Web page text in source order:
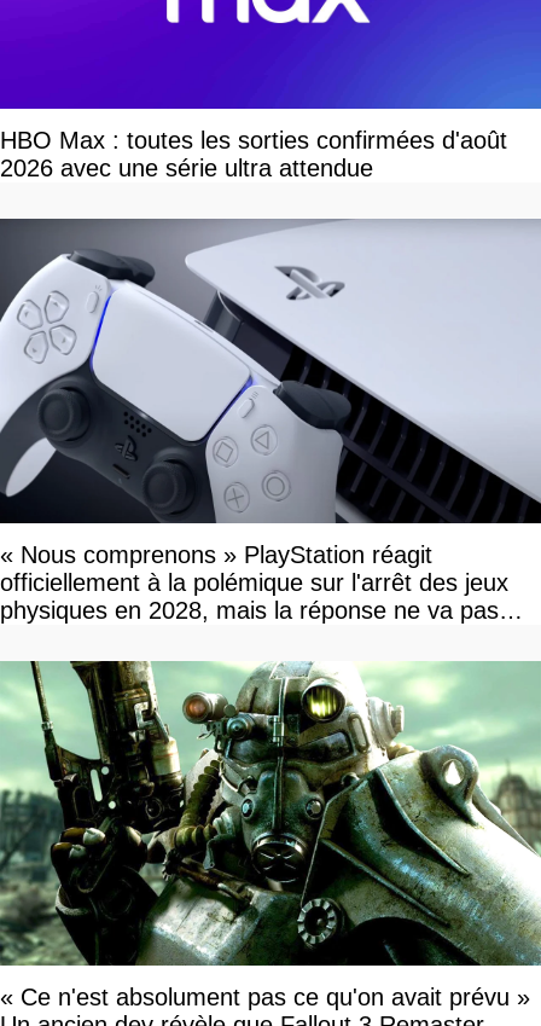
HBO Max : toutes les sorties confirmées d'août
2026 avec une série ultra attendue
« Nous comprenons » PlayStation réagit
officiellement à la polémique sur l'arrêt des jeux
physiques en 2028, mais la réponse ne va pas
« Ce n'est absolument pas ce qu'on avait prévu »